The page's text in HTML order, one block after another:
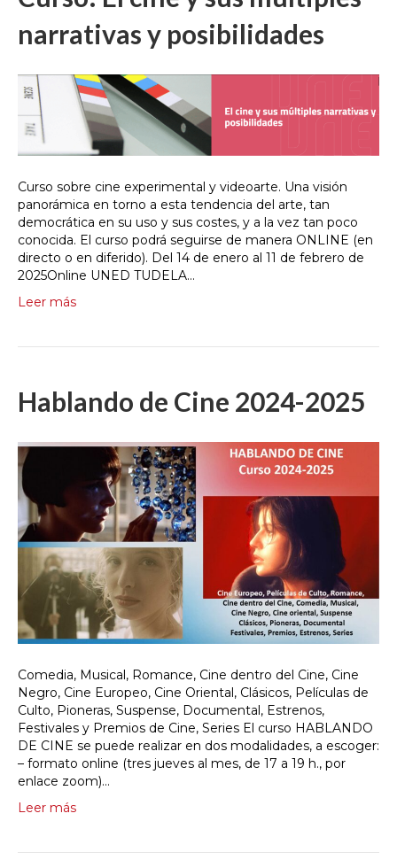
narrativas y posibilidades
Curso sobre cine experimental y videoarte. Una visión
panorámica en torno a esta tendencia del arte, tan
democrática en su uso y sus costes, y a la vez tan poco
conocida. El curso podrá seguirse de manera ONLINE (en
directo o en diferido). Del 14 de enero al 11 de febrero de
2025Online UNED TUDELA…
Leer más
Hablando de Cine 2024-2025
Comedia, Musical, Romance, Cine dentro del Cine, Cine
Negro, Cine Europeo, Cine Oriental, Clásicos, Películas de
Culto, Pioneras, Suspense, Documental, Estrenos,
Festivales y Premios de Cine, Series El curso HABLANDO
DE CINE se puede realizar en dos modalidades, a escoger:
– formato online (tres jueves al mes, de 17 a 19 h., por
enlace zoom)…
Leer más